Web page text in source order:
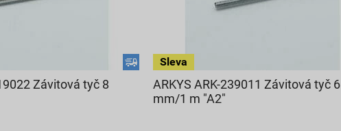
Závitová tyč 8
ARKYS ARK-239011 Závitová tyč 6
mm/1 m "A2"